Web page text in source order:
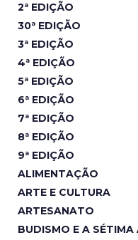
2ª EDIÇÃO
30ª EDIÇÃO
3ª EDIÇÃO
4ª EDIÇÃO
5ª EDIÇÃO
6ª EDIÇÃO
7ª EDIÇÃO
8ª EDIÇÃO
9ª EDIÇÃO
ALIMENTAÇÃO
ARTE E CULTURA
ARTESANATO
BUDISMO E A SÉTIMA